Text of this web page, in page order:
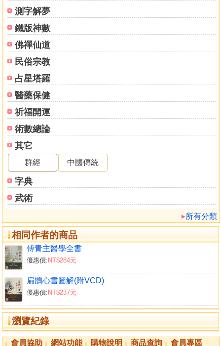
測字解夢
鐵版神數
佛禪仙道
民俗宗教
占星塔羅
醫藥保健
祈福開運
術數總論
其它
群經 中國傳統
字典
武術
所有分類
相同作者的商品
傅青主醫學全書
優惠價: NT$284元
扁鵲心書圖解(附VCD)
優惠價: NT$237元
瀏覽紀錄
注釋與糾誤。為方便閱讀，對原書中生僻詞語給予注
釋。凡原書脫文及衍誤、錯訛之處，一律訂補更正，不另出
注。
刪除學友序跋。《醫驗錄初集》中有學友序文2篇，跋文
1篇；《醫驗錄二集》中有學友序文3篇，跋文1篇。另外，
「破俗十六條」文後亦有跋文2篇，「醫醫十病」文後有跋文
3篇，均係學友贊頌之辭，與學術關係不大，均予刪除。吳氏
本人序跋之文均予保留。
此外，為幫助讀者理解，編校者撰寫了「吳天士學術思
想探討」一文，較為詳細地探討了吳氏學術思想，拋磚引
玉，以期對理解本書起到啟迪作用。
目錄
吳天士學術思想探析
自序（《醫驗錄初集》）
自序（《醫驗錄二集》）
凡例
醫醫十病
破俗十六條
醫案篇
傷寒（含陰證）
虛人外感
停食外感（2例）
傷寒下利
傷寒熱結在裡（3例）
傷寒失表（3例）
傷寒誤清（4例）
會員協助 網站功能 購物說明 商品查詢 會員專區